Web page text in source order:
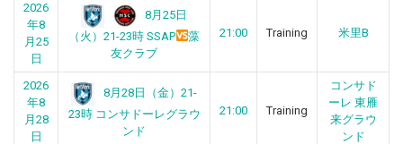
2026
年8
月25
日
8月25日
（火）21-23時 SSAP
藻
友クラブ
21:00 Training 米里B
2026
年8
月28
日
8月28日（金）21-
23時 コンサドーレグラウ
ンド
21:00 Training
コンサド
ーレ 東雁
来グラウ
ンド